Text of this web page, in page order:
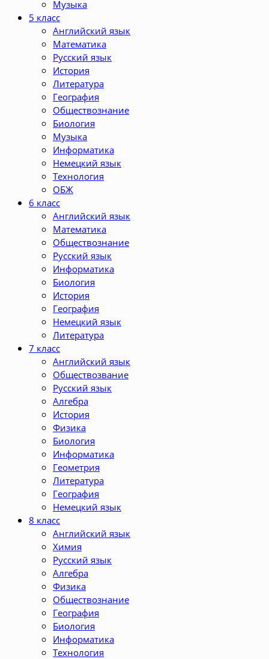
Музыка
5 класс
Английский язык
Математика
Русский язык
История
Литература
География
Обществознание
Биология
Музыка
Информатика
Немецкий язык
Технология
ОБЖ
6 класс
Английский язык
Математика
Обществознание
Русский язык
Информатика
Биология
История
География
Немецкий язык
Литература
7 класс
Английский язык
Обществозвание
Русский язык
Алгебра
История
Физика
Биология
Информатика
Геометрия
Литература
География
Немецкий язык
8 класс
Английский язык
Химия
Русский язык
Алгебра
Физика
Обществознание
География
Биология
Информатика
Технология